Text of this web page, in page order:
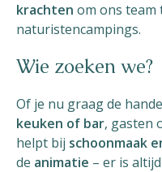
krachten om ons team
naturistencampings.
Wie zoeken we?
Of je nu graag de
keuken of bar, gasten
helpt bij schoonmaak
de animatie – er is